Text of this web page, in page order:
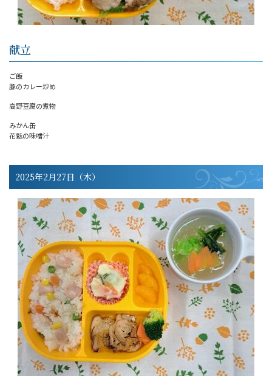
献立
ご飯
豚のカレー炒め
高野豆腐の煮物
みかん缶
花麩の味噌汁
2025年2月27日（木）